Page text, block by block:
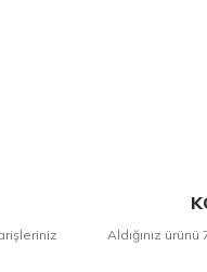
Aldığınız